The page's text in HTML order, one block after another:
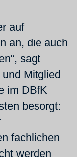
auf
an, die auch
sagt
Mitglied
im DBfK
besorgt:
fachlichen
werden